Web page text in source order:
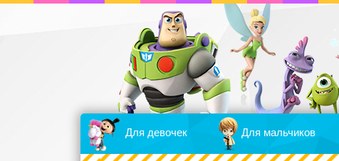
Для девочек Для мальчиков